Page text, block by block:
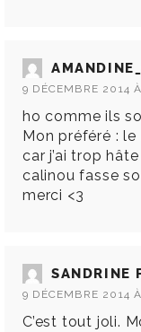
9 DÉCEMBRE 2014
ho comme ils
Mon préféré :
car j’ai trop
calinou fasse
merci <3
SANDRINE
9 DÉCEMBRE 2014
C’est tout joli.